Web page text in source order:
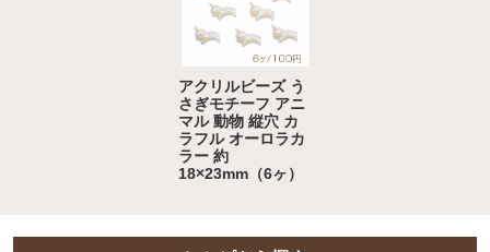
アクリルビーズ う
さぎモチーフ アニ
マル 動物 縦穴 カ
ラフル オーロラカ
ラー 約
18×23mm（6ヶ）